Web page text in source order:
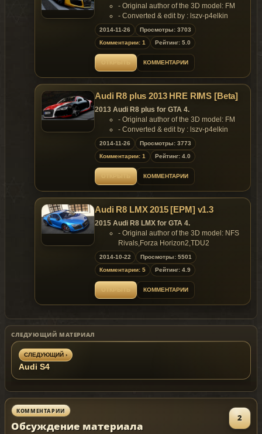
This car support EPM. You need to download
the latest EPM plug-ins.
[YCA Zmodeler Group] Replaces: Any 2-door
Car
- HQ Overall detail;
- Random Plate;
- Color:
- Color1:Body;
- Color2:Rim.
Replaces: any car
- Original author of the 3D model: FM
- Converted & edit by : lszv-p4elkin
Features:
- Support Paintjob.
Replaces: any car
2014-11-26
Просмотры: 3703
Комментарии: 1
Рейтинг: 5.0
КОММЕНТАРИИ
Audi R8 plus 2013 HRE RIMS [Beta]
2013 Audi R8 plus for GTA 4.
- Original author of the 3D model: FM
- Converted & edit by : lszv-p4elkin
Features:
- Support Paintjob.
Replaces: any car
2014-11-26
Просмотры: 3773
Комментарии: 1
Рейтинг: 4.0
КОММЕНТАРИИ
Audi R8 LMX 2015 [EPM] v1.3
2015 Audi R8 LMX for GTA 4.
- Original author of the 3D model: NFS
Rivals,Forza Horizon2,TDU2
- Convert & edited: AIGE
- Screenshot: Vsoreny
- Data: Peerless
-
- EPM laser Headlights;
- Color:
- Color1:Body;
2014-10-22
Просмотры: 5501
Комментарии: 5
Рейтинг: 4.9
КОММЕНТАРИИ
СЛЕДУЮЩИЙ МАТЕРИАЛ
СЛЕДУЮЩИЙ ›
Audi S4
КОММЕНТАРИИ
Обсуждение материала
2